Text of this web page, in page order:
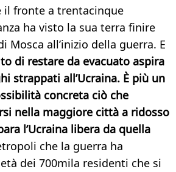
il fronte a trentacinque
ha visto la sua terra finire
all’inizio della guerra. E
di restare da evacuato aspira
strappati all’Ucraina. È più un
concreta ciò che
nella maggiore città a ridosso
l’Ucraina libera da quella
che la guerra ha
dei 700mila residenti che si